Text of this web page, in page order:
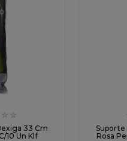
☆ ☆
33 Cm
10 Un Klf
Suporte
Rosa